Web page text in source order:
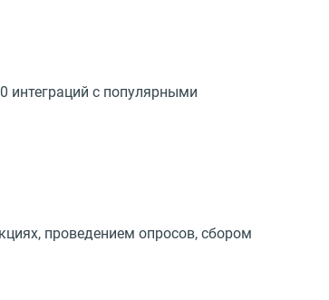
интеграций с популярными
проведением опросов, сбором